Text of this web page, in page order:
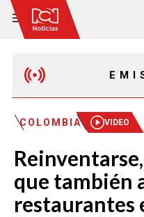
MAÑANA
EMISIÓN
EMISIÓN
COLOMBIA VIDEO
que también
restaurantes